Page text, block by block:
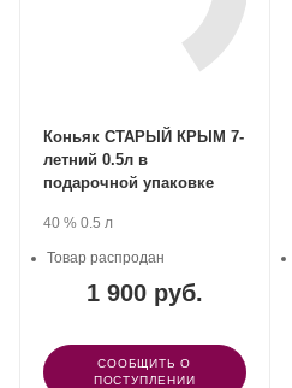
Коньяк СТАРЫЙ КРЫМ 7-
летний 0.5л в
подарочной упаковке
Производитель:
компаний
.Крепость
40 %. Объем
0.5 л
1 900 руб.
Товар распродан
СООБЩИТЬ О
ПОСТУПЛЕНИИ